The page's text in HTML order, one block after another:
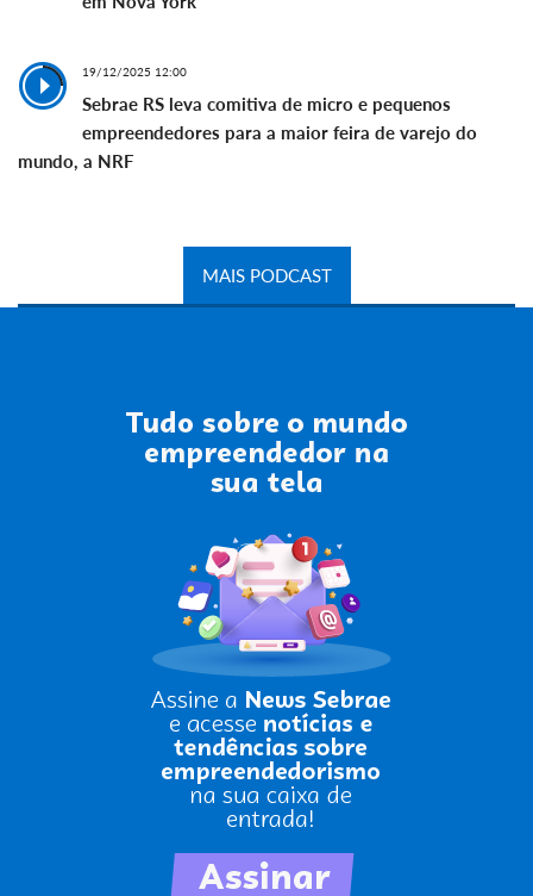
19/12/2025 12:00
Sebrae RS leva comitiva de micro e pequenos
empreendedores para a maior feira de varejo do
mundo, a NRF
MAIS PODCAST